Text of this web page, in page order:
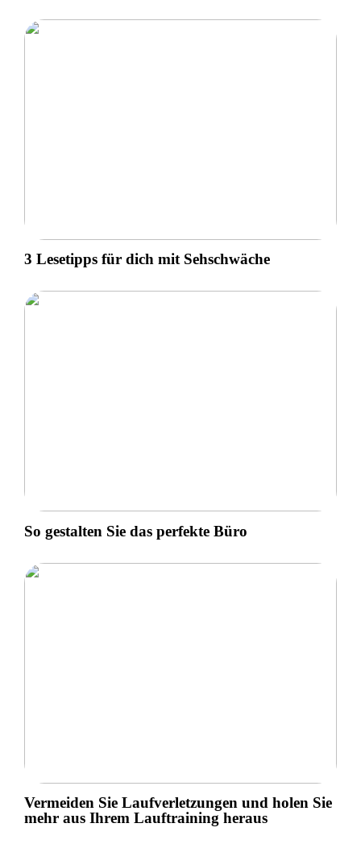
3 Lesetipps für dich mit Sehschwäche
So gestalten Sie das perfekte Büro
Vermeiden Sie Laufverletzungen und holen Sie
mehr aus Ihrem Lauftraining heraus